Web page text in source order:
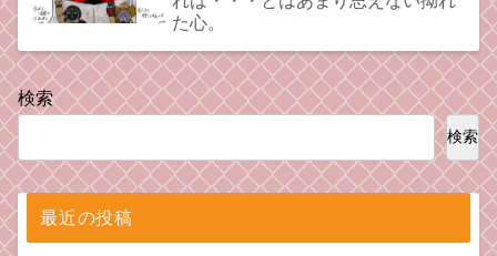
た心。
検索
検索
最近の投稿